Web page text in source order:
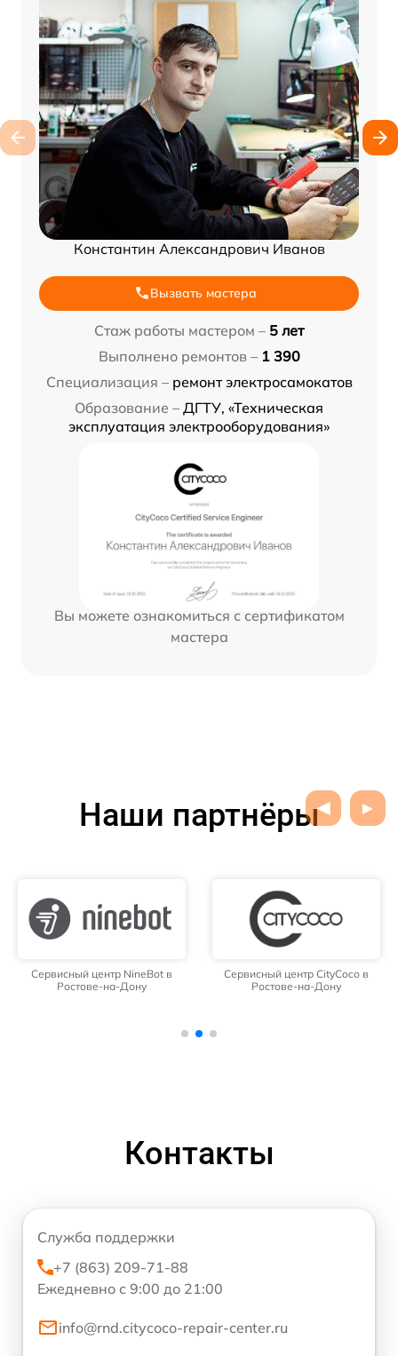
Константин Александрович Иванов
Вызвать мастера
Стаж работы мастером – 5 лет
Выполнено ремонтов – 1 390
Специализация – ремонт электросамокатов
Образование – ДГТУ, «Техническая
эксплуатация электрооборудования»
Вы можете ознакомиться с сертификатом
мастера
Наши партнёры
Сервисный центр NineBot в
Ростове-на-Дону
Сервисный центр CityCoco в
Ростове-на-Дону
Контакты
Служба поддержки
+7 (863) 209-71-88
Ежедневно с 9:00 до 21:00
info@rnd.citycoco-repair-center.ru